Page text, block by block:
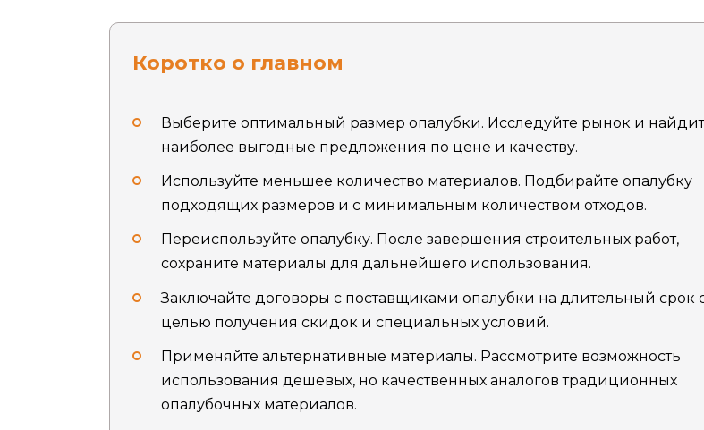
Коротко о главном
Выберите оптимальный размер опалубки. Исследуйте рынок и
наиболее выгодные предложения по цене и качеству.
Используйте меньшее количество материалов. Подбирайте опалубку
подходящих размеров и с минимальным количеством отходов.
Переиспользуйте опалубку. После завершения строительных работ,
сохраните материалы для дальнейшего использования.
Заключайте договоры с поставщиками опалубки на длительный срок
целью получения скидок и специальных условий.
Применяйте альтернативные материалы. Рассмотрите возможность
использования дешевых, но качественных аналогов традиционных
опалубочных материалов.